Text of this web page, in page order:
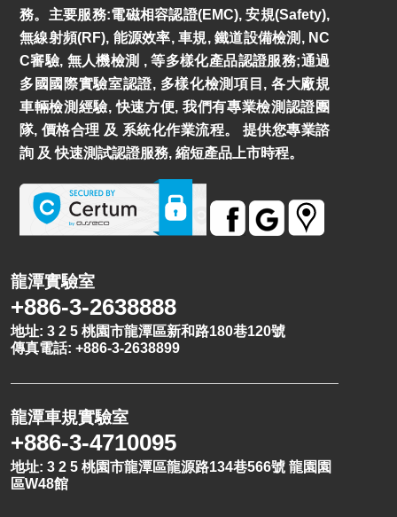
務。主要服務:電磁相容認證(EMC), 安規(Safety),
無線射頻(RF), 能源效率, 車規, 鐵道設備檢測, NC
C審驗, 無人機檢測 , 等多樣化產品認證服務;通過
多國國際實驗室認證, 多樣化檢測項目, 各大廠規
車輛檢測經驗, 快速方便, 我們有專業檢測認證團
隊, 價格合理 及 系統化作業流程。 提供您專業諮
詢 及 快速測試認證服務, 縮短產品上市時程。
龍潭實驗室
+886-3-2638888
地址: 3 2 5 桃園市龍潭區新和路180巷120號
傳真電話: +886-3-2638899
龍潭車規實驗室
+886-3-4710095
地址: 3 2 5 桃園市龍潭區龍源路134巷566號 龍園園
區W48館